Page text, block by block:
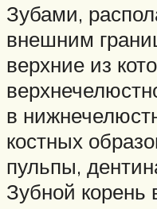
Зубами,
внешним
верхние из
в
костных
пульпы,
Зубной корень